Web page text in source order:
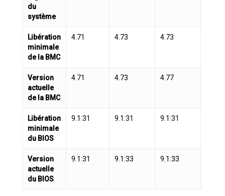
du
système
Libération
minimale
de la BMC
4.71 4.73 4.73
Version
actuelle
de la BMC
4.71 4.73 4.77
Libération
minimale
du BIOS
9.1:31 9.1:31 9.1:31
Version
actuelle
du BIOS
9.1:31 9.1:33 9.1:33